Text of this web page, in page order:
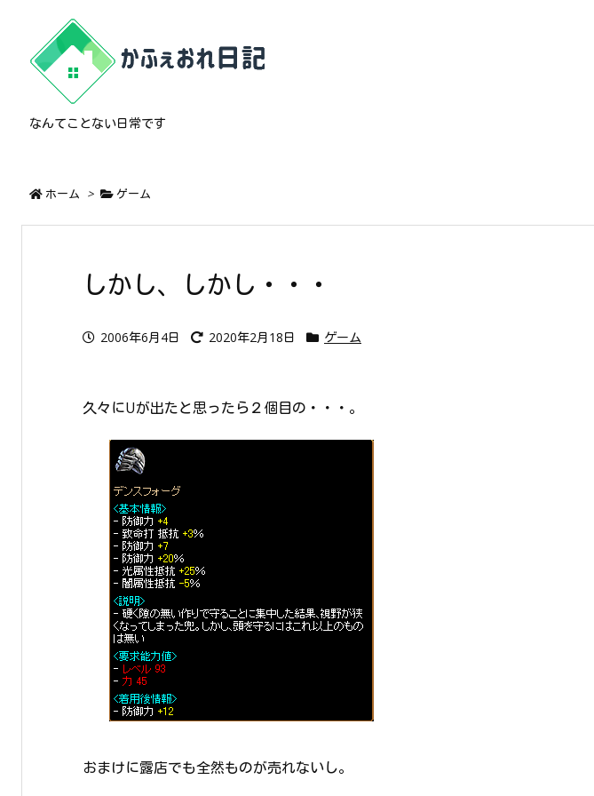
なんてことない日常です
ホーム > ゲーム
しかし、しかし・・・
2006年6月4日 2020年2月18日 ゲーム
久々にUが出たと思ったら２個目の・・・。
おまけに露店でも全然ものが売れないし。